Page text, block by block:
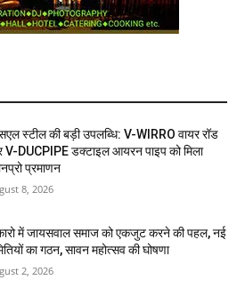
स्टील की बड़ी उपलब्धि: V-WIRRO वायर रॉड
V-DUCPIPE डक्टाइल आयरन पाइप को मिला
प्रमाणन
8, 2026
में जायसवाल समाज को एकजुट करने की पहल, नई
का गठन, सावन महोत्सव की घोषणा
2, 2026